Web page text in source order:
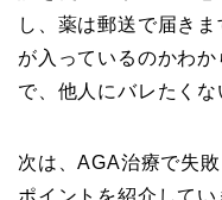
し、薬は郵送で届き
が入っているのかわ
で、他人にバレたくな
次は、AGA治療で失